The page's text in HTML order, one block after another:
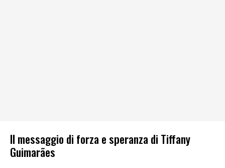
Il messaggio di forza e speranza di Tiffany
Guimarães